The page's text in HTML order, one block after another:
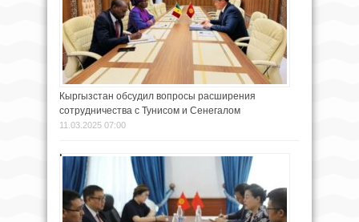
Кыргызстан обсудил вопросы расширения
сотрудничества с Тунисом и Сенегалом
11.03.2025 07:00